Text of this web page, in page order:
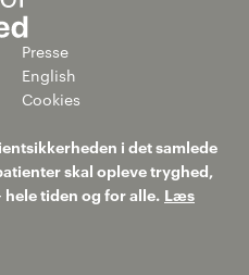
Presse
English
Cookies
i det samlede
skal opleve tryghed,
tiden og for alle. Læs